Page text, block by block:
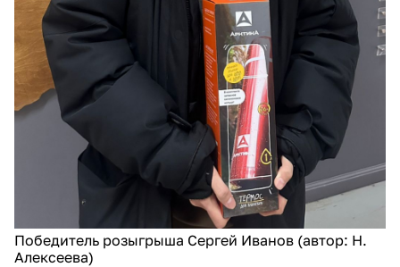
​Победитель розыгрыша Сергей Иванов (автор: Н.
Алексеева)